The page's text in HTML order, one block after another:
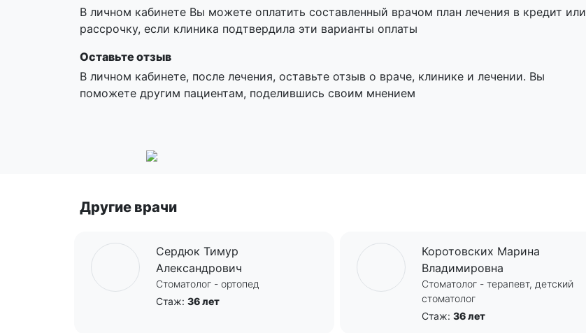
В личном кабинете Вы можете оплатить составленный врачом план лечения в кредит или
рассрочку, если клиника подтвердила эти варианты оплаты
Оставьте отзыв
В личном кабинете, после лечения, оставьте отзыв о враче, клинике и лечении. Вы
поможете другим пациентам, поделившись своим мнением
Другие врачи
Сердюк Тимур
Александрович
Стоматолог - ортопед
Стаж: 36 лет
Коротовских Марина
Владимировна
Стоматолог - терапевт, детский
стоматолог
Стаж: 36 лет